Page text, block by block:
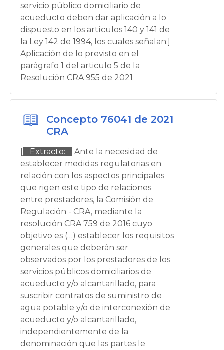
servicio público domiciliario de
acueducto deben dar aplicación a lo
dispuesto en los artículos 140 y 141 de
la Ley 142 de 1994, los cuales señalan:]
Aplicación de lo previsto en el
parágrafo 1 del articulo 5 de la
Resolución CRA 955 de 2021
Concepto 76041 de 2021
CRA
[ Extracto:
Ante la necesidad de
establecer medidas regulatorias en
relación con los aspectos principales
que rigen este tipo de relaciones
entre prestadores, la Comisión de
Regulación - CRA, mediante la
resolución CRA 759 de 2016 cuyo
objetivo es (…) establecer los requisitos
generales que deberán ser
observados por los prestadores de los
servicios públicos domiciliarios de
acueducto y/o alcantarillado, para
suscribir contratos de suministro de
agua potable y/o de interconexión de
acueducto y/o alcantarillado,
independientemente de la
denominación que las partes le